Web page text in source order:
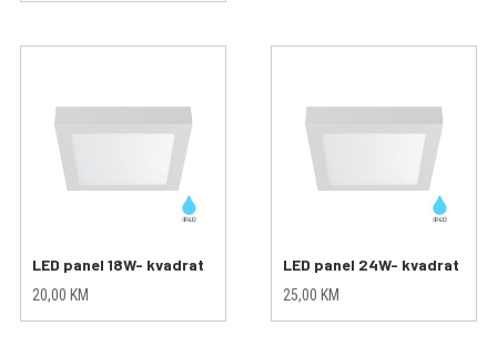
LED panel 18W- kvadrat
20,00 KM
LED panel 24W- kvadrat
25,00 KM